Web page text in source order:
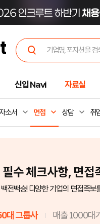
신입 Navi 자료실
소서 면접 상담 취
필수 체크사항, 면접
전백승! 다양한 기업의 면접족보
대 그룹사 매출 1000대